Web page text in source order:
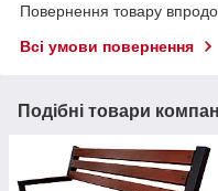
Повернення товару
Всі умови повернення
Подібні товари